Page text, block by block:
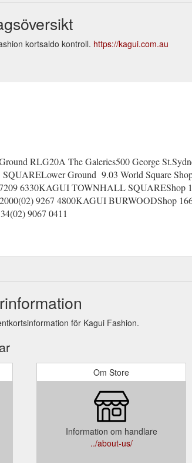
kortsaldo kontroll. https://kagui.com.au
RLG20A The Galeries500 George
Ground 9.03 World Square
6330KAGUI TOWNHALL SQUAREShop
9267 4800KAGUI BURWOODShop
9067 0411
för Kagui Fashion.
Om Store
Information om handlare
../about-us/